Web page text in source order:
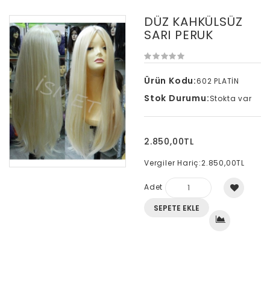
DÜZ KAHKÜLSÜZ
SARI PERUK
Ürün Kodu:602 PLATİN
Stok Durumu:Stokta var
2.850,00TL
Vergiler Hariç:2.850,00TL
Adet
SEPETE EKLE